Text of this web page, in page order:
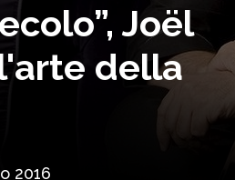
Joël
della
2016